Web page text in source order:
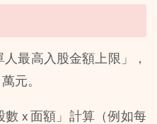
最高入股金額上限」，
元。
x 面額」計算（例如每